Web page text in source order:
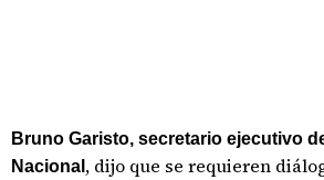
Bruno Garisto, secretario ejecutivo
Nacional , dijo que se requieren